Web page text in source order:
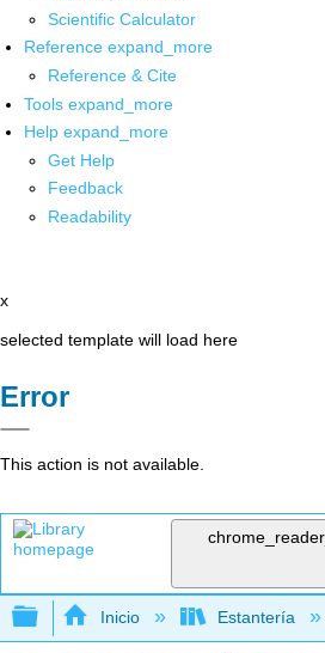
Scientific Calculator
Reference expand_more
Reference & Cite
Tools expand_more
Help expand_more
Get Help
Feedback
Readability
x
selected template will load here
Error
This action is not available.
Expandir/contraer
Inicio Estantería